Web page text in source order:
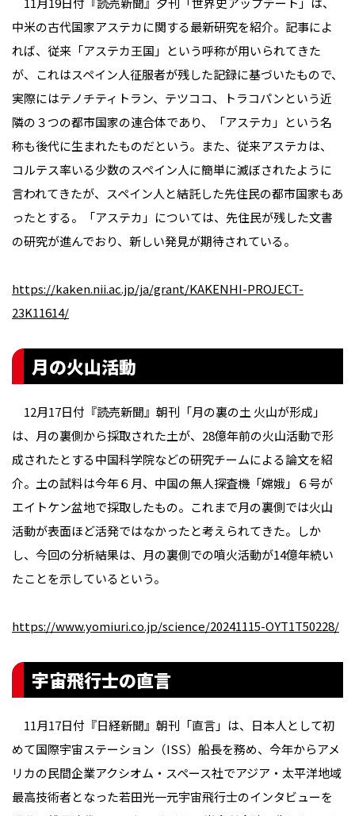
中米の古代国家アステカに関する最新研究を紹介。記事によ
れば、従来「アステカ王国」という呼称が用いられてきた
が、これはスペイン人征服者が残した記録に基づいたもので、
実際にはテノチティトラン、テツココ、トラコパンという近
隣の３つの都市国家の連合体であり、「アステカ」という名
称も後代に生まれたものだという。また、従来アステカは、
コルテス率いる少数のスペイン人に簡単に滅ぼされたように
言われてきたが、スペイン人と結託した先住民の都市国家もあ
ったとする。「アステカ」については、先住民が残した文書
の研究が進んでおり、新しい発見が期待されている。
https://kaken.nii.ac.jp/ja/grant/KAKENHI-PROJECT-
23K11614/
月の火山活動
12月17日付『読売新聞』朝刊「月の裏の土 火山が形成」
は、月の裏側から採取された土が、28億年前の火山活動で形
成されたとする中国科学院などの研究チームによる論文を紹
介。土の試料は今年６月、中国の無人探査機「嫦娥」６号が
エイトケン盆地で採取したもの。これまで月の裏側では火山
活動が表面ほど活発ではなかったと考えられてきた。しか
し、今回の分析結果は、月の裏側での噴火活動が14億年続い
たことを示しているという。
https://www.yomiuri.co.jp/science/20241115-OYT1T50228/
宇宙飛行士の直言
11月17日付『日経新聞』朝刊「直言」は、日本人として初
めて国際宇宙ステーション（ISS）船長を務め、今年からアメ
リカの民間企業アクシオム・スペース社でアジア・太平洋地域
最高技術者となった若田光一元宇宙飛行士のインタビューを